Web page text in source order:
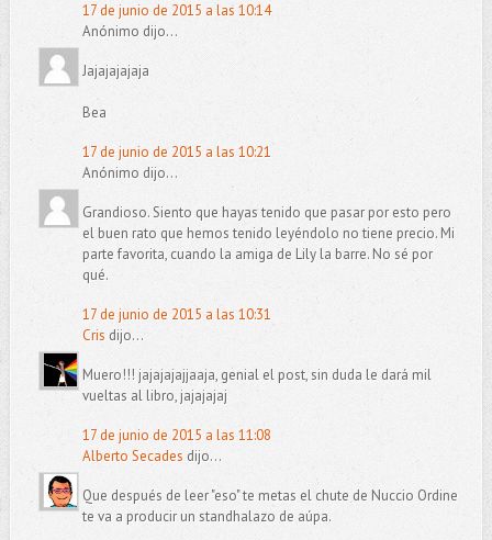
17 de junio de 2015 a las 10:14
Anónimo dijo...
Jajajajajaja
Bea
17 de junio de 2015 a las 10:21
Anónimo dijo...
Grandioso. Siento que hayas tenido que pasar por esto pero
el buen rato que hemos tenido leyéndolo no tiene precio. Mi
parte favorita, cuando la amiga de Lily la barre. No sé por
qué.
17 de junio de 2015 a las 10:31
Cris dijo...
Muero!!! jajajajajjaaja, genial el post, sin duda le dará mil
vueltas al libro, jajajajaj
17 de junio de 2015 a las 11:08
Alberto Secades dijo...
Que después de leer "eso" te metas el chute de Nuccio Ordine
te va a producir un standhalazo de aúpa.